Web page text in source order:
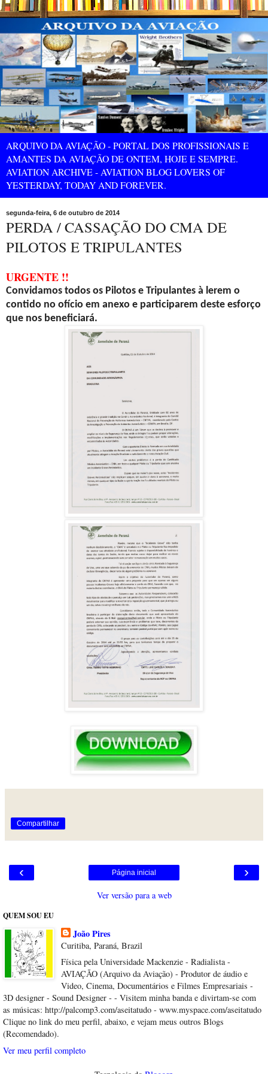
ARQUIVO DA AVIAÇÃO - PORTAL DOS PROFISSIONAIS E
AMANTES DA AVIAÇÃO DE ONTEM, HOJE E SEMPRE.
AVIATION ARCHIVE - AVIATION BLOG LOVERS OF
YESTERDAY, TODAY AND FOREVER.
segunda-feira, 6 de outubro de 2014
PERDA / CASSAÇÃO DO CMA DE
PILOTOS E TRIPULANTES
URGENTE !!
Convidamos todos os Pilotos e Tripulantes à lerem o
contido no ofício em anexo e participarem deste esforço
que nos beneficiará.
Compartilhar
‹ ›
Página inicial
Ver versão para a web
QUEM SOU EU
João Pires
Curitiba, Paraná, Brazil
Física pela Universidade Mackenzie - Radialista -
AVIAÇÃO (Arquivo da Aviação) - Produtor de áudio e
Video, Cinema, Documentários e Filmes Empresariais -
3D designer - Sound Designer - - Visitem minha banda e divirtam-se com
as músicas: http://palcomp3.com/aseitatudo - www.myspace.com/aseitatudo
Clique no link do meu perfil, abaixo, e vejam meus outros Blogs
(Recomendado).
Ver meu perfil completo